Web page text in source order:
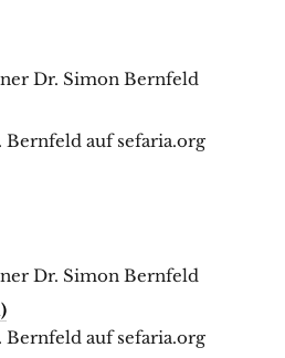
Dr. Simon Bernfeld
Bernfeld auf sefaria.org
Dr. Simon Bernfeld
Bernfeld auf sefaria.org